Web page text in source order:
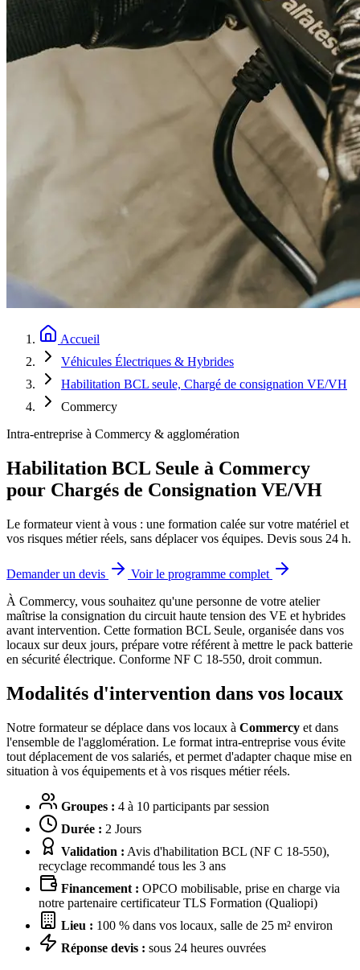
Accueil
Véhicules Électriques & Hybrides
Habilitation BCL seule, Chargé de consignation VE/VH
Commercy
Intra-entreprise à Commercy & agglomération
Habilitation BCL Seule à Commercy
pour Chargés de Consignation VE/VH
Le formateur vient à vous : une formation calée sur votre matériel et
vos risques métier réels, sans déplacer vos équipes. Devis sous 24 h.
Demander un devis
Voir le programme complet
À Commercy, vous souhaitez qu'une personne de votre atelier
maîtrise la consignation du circuit haute tension des VE et hybrides
avant intervention. Cette formation BCL Seule, organisée dans vos
locaux sur deux jours, prépare votre référent à mettre le pack batterie
en sécurité électrique. Conforme NF C 18-550, droit commun.
Modalités d'intervention dans vos locaux
Notre formateur se déplace dans vos locaux à Commercy et dans
l'ensemble de l'agglomération. Le format intra-entreprise vous évite
tout déplacement de vos salariés, et permet d'adapter chaque mise en
situation à vos équipements et à vos risques métier réels.
Groupes : 4 à 10 participants par session
Durée : 2 Jours
Validation : Avis d'habilitation BCL (NF C 18-550),
recyclage recommandé tous les 3 ans
Financement : OPCO mobilisable, prise en charge via
notre partenaire certificateur TLS Formation (Qualiopi)
Lieu : 100 % dans vos locaux, salle de 25 m² environ
Réponse devis : sous 24 heures ouvrées